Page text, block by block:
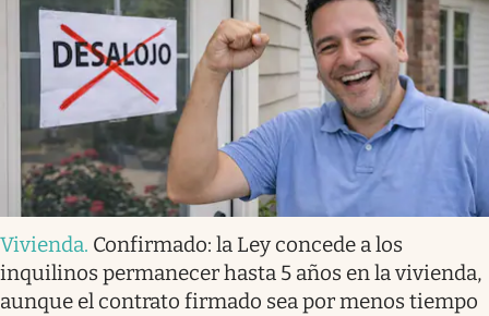
Vivienda. Confirmado: la Ley concede a los
inquilinos permanecer hasta 5 años en la vivienda,
aunque el contrato firmado sea por menos tiempo